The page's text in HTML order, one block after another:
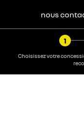
nous
Choisissez votre